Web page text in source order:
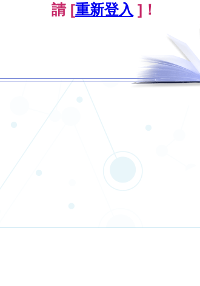
請 [重新登入 ]！